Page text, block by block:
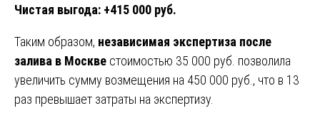
Чистая выгода: +415 000 руб.
Таким образом, независимая экспертиза после
залива в Москве стоимостью 35 000 руб. позволила
увеличить сумму возмещения на 450 000 руб., что в 13
раз превышает затраты на экспертизу.